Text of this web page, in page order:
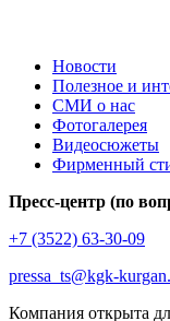
Новости
Полезное и
СМИ о нас
Фотогалерея
Видеосюжеты
Фирменный
Пресс-центр (по
+7 (3522) 63-30-09
pressa_ts@kgk-
Компания открыта